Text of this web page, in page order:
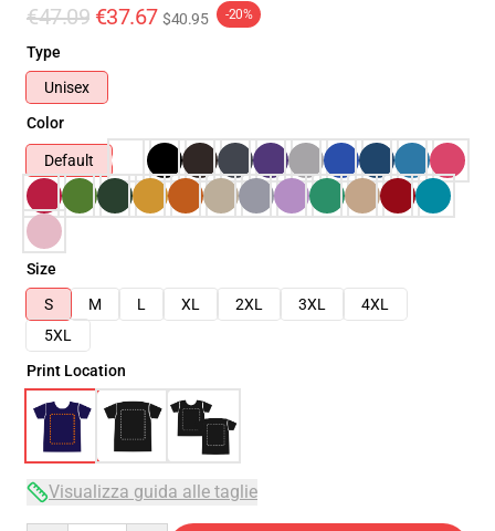
€47.09 €37.67 $40.95 -20%
Type
Unisex
Color
Default
Size
S
M L XL 2XL 3XL
4XL
5XL
Print Location
Visualizza guida alle taglie